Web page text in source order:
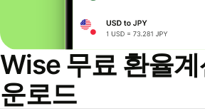
Wise 무료 환율
운로드